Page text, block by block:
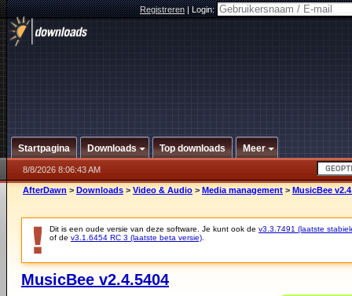
Registreren|Login:
Startpagina Downloads Top downloads Meer
8/8/2026 8:06:43 AM
AfterDawn > Downloads > Video & Audio > Media management > MusicBee
Dit is een oude versie van deze software. Je kunt ook de v3.3.7491 (laatste
of de v3.1.6454 RC 3 (laatste beta versie)
MusicBee v2.4.5404